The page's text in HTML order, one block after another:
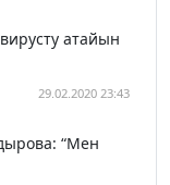
атайын
29.02.2020 23:43
“Мен